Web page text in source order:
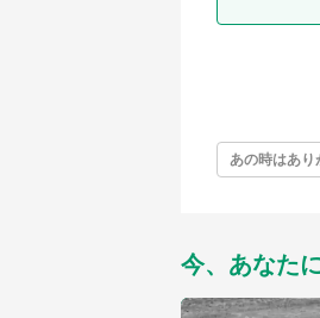
あの時はあり
今、あなた